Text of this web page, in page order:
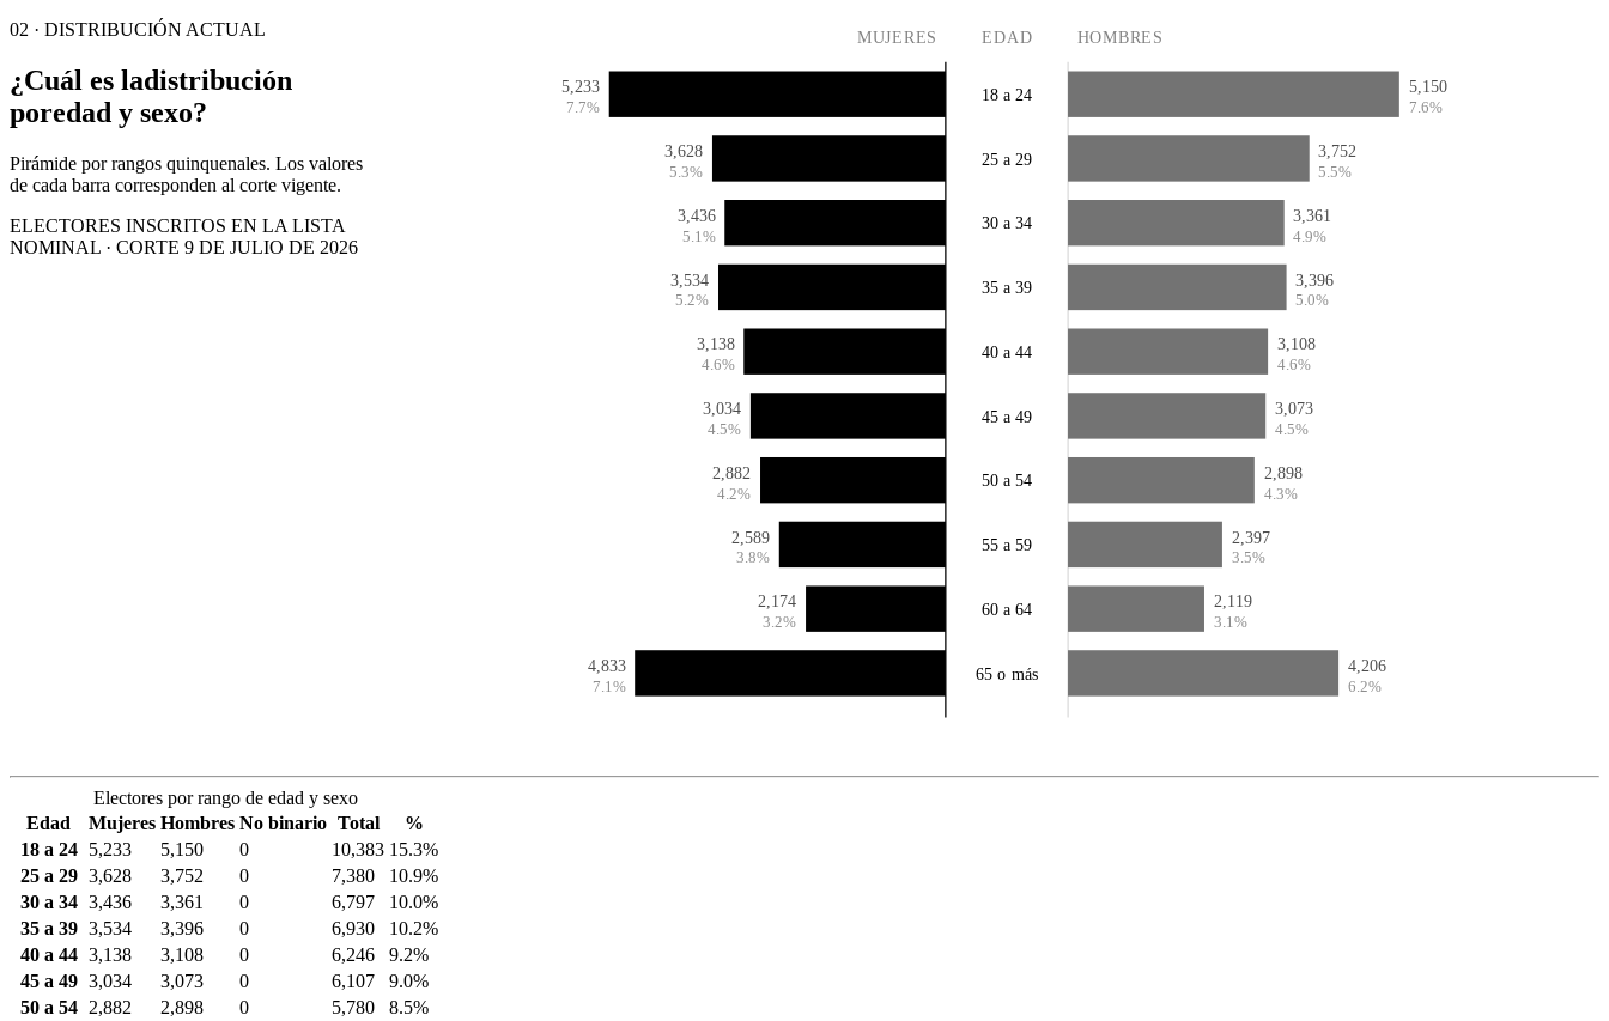
02 · DISTRIBUCIÓN ACTUAL
¿Cuál es ladistribución
poredad y sexo?
Pirámide por rangos quinquenales. Los valores
de cada barra corresponden al corte vigente.
ELECTORES INSCRITOS EN LA LISTA
NOMINAL · CORTE 9 DE JULIO DE 2026
MUJERES EDAD HOMBRES
5,233
7.7%
5,150
7.6%
18 a 24
3,628
5.3%
3,752
5.5%
25 a 29
3,436
5.1%
3,361
4.9%
30 a 34
3,534
5.2%
3,396
5.0%
35 a 39
3,138
4.6%
3,108
4.6%
40 a 44
3,034
4.5%
3,073
4.5%
45 a 49
2,882
4.2%
2,898
4.3%
50 a 54
2,589
3.8%
2,397
3.5%
55 a 59
2,174
3.2%
2,119
3.1%
60 a 64
4,833
7.1%
4,206
6.2%
65 o más
Electores por rango de edad y sexo
Edad
Mujeres Hombres No binario Total
%
18 a 24
5,233 5,150 0 10,383 15.3%
25 a 29 3,628 3,752 0 7,380
10.9%
30 a 34 3,436 3,361 0 6,797
10.0%
35 a 39 3,534 3,396 0 6,930
10.2%
40 a 44 3,138 3,108 0 6,246
9.2%
45 a 49 3,034 3,073 0 6,107
9.0%
50 a 54
2,882 2,898 0 5,780
8.5%